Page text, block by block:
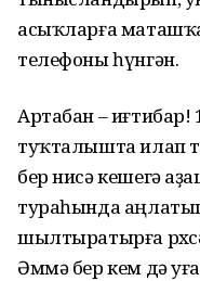
асыҡларға
телефоны һүнгән.
Артабан – иғтибар!
туҡталышта илап
бер нисә кешегә
тураһында
шылтыратырға
Әммә бер кем дә